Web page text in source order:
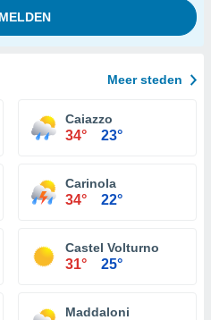
Meer steden
Caiazzo
34° 23°
Carinola
34° 22°
Castel Volturno
31° 25°
Maddaloni